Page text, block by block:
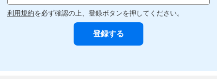
利用規約を必ず確認の上、登録ボタンを押してください。